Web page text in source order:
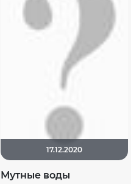
17.12.2020
Мутные воды